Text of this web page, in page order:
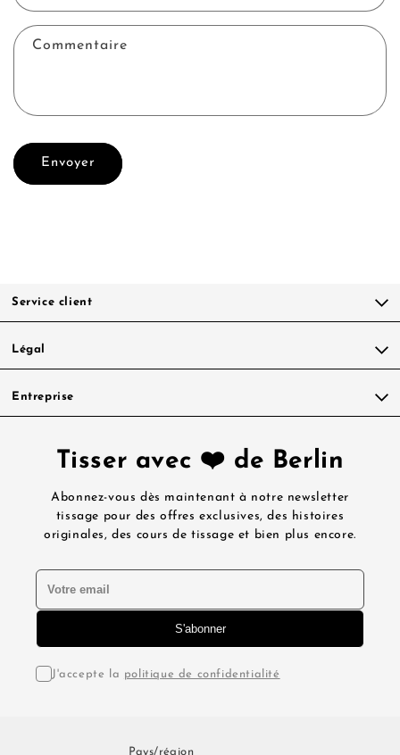
Commentaire
Envoyer
Service client
Légal
Entreprise
Tisser avec ❤️ de Berlin
Abonnez-vous dès maintenant à notre newsletter
tissage pour des offres exclusives, des histoires
originales, des cours de tissage et bien plus encore.
J'accepte la politique de confidentialité
Pays/région